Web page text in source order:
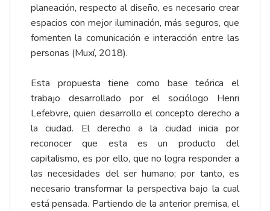
planeación, respecto al diseño, es necesario crear
espacios con mejor iluminación, más seguros, que
fomenten la comunicación e interacción entre las
personas (Muxí, 2018).
Esta propuesta tiene como base teórica el
trabajo desarrollado por el sociólogo Henri
Lefebvre, quien desarrollo el concepto derecho a
la ciudad. El derecho a la ciudad inicia por
reconocer que esta es un producto del
capitalismo, es por ello, que no logra responder a
las necesidades del ser humano; por tanto, es
necesario transformar la perspectiva bajo la cual
está pensada. Partiendo de la anterior premisa, el